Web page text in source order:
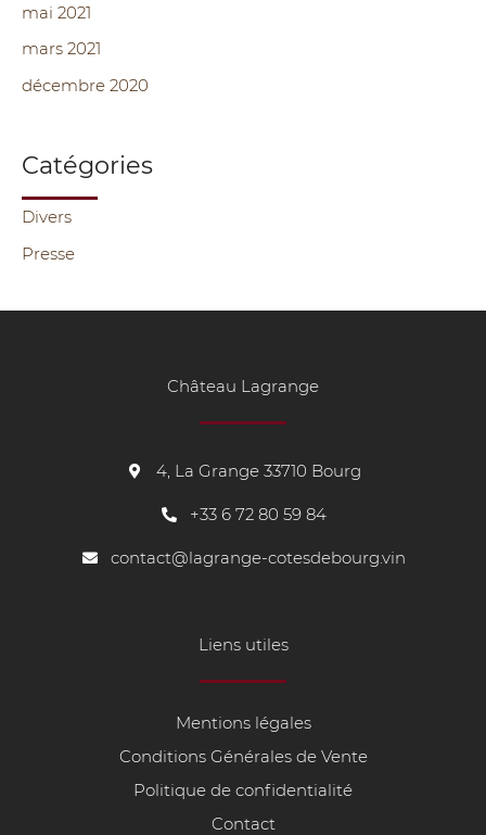
mai 2021
mars 2021
décembre 2020
Catégories
Divers
Presse
Château Lagrange
4, La Grange 33710 Bourg
+336 72 80 59 84
contact@lagrange-cotesdebourg.vin
Liens utiles
Mentions légales
Conditions Générales de Vente
Politique de confidentialité
Contact